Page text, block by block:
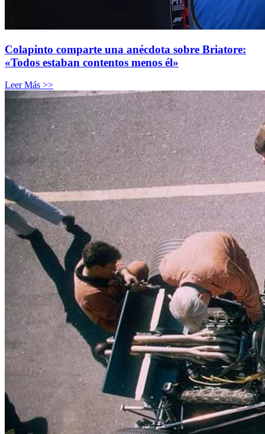
Colapinto comparte una anécdota sobre Briatore:
«Todos estaban contentos menos él»
Leer Más >>